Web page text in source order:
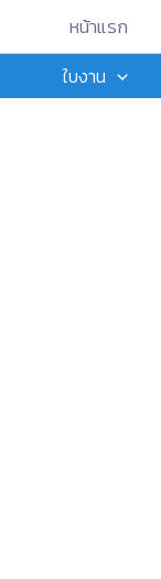
หน้าแรก
ใบงาน